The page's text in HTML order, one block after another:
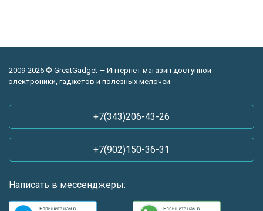
2009-2026 © GreatGadget — Интернет магазин доступной
электроники, гаджетов и полезных мелочей
+7(343)206-43-26
+7(902)150-36-31
Написать в мессенджеры: